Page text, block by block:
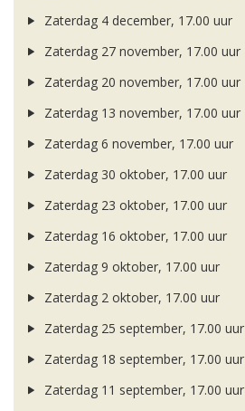
Zaterdag 4 december, 17.00 uur
Zaterdag 27 november, 17.00 uur
Zaterdag 20 november, 17.00 uur
Zaterdag 13 november, 17.00 uur
Zaterdag 6 november, 17.00 uur
Zaterdag 30 oktober, 17.00 uur
Zaterdag 23 oktober, 17.00 uur
Zaterdag 16 oktober, 17.00 uur
Zaterdag 9 oktober, 17.00 uur
Zaterdag 2 oktober, 17.00 uur
Zaterdag 25 september, 17.00 uur
Zaterdag 18 september, 17.00 uur
Zaterdag 11 september, 17.00 uur